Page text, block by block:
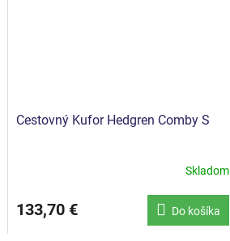
Cestovný Kufor Hedgren Comby S
Skladom
133,70 € Do košíka